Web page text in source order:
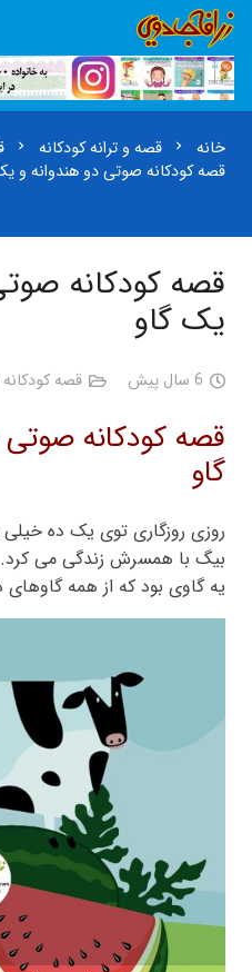
خانه chevron_right قصه و ترانه کودکانه chevron_right
قصه کودکانه صوتی دو هندوانه و
قصه کودکانه
یک گاو
6 سال پیش قصه
قصه کودکانه
گاو
روزی روزگاری توی یک ده
بیگ با همسرش زندگی می کرد.
یه گاوی بود که از همه